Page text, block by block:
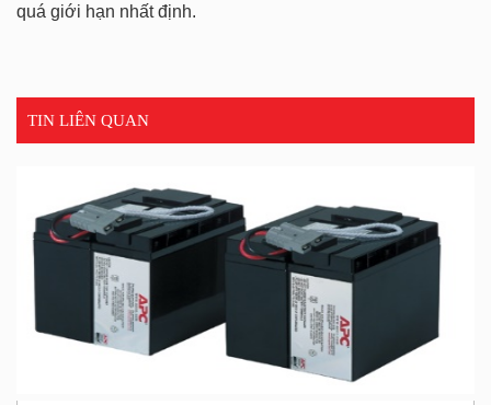
quá giới hạn nhất định.
TIN LIÊN QUAN